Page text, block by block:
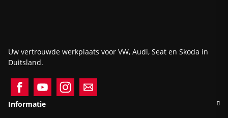
Uw vertrouwde werkplaats voor VW, Audi, Seat en Skoda in
Duitsland.
Informatie